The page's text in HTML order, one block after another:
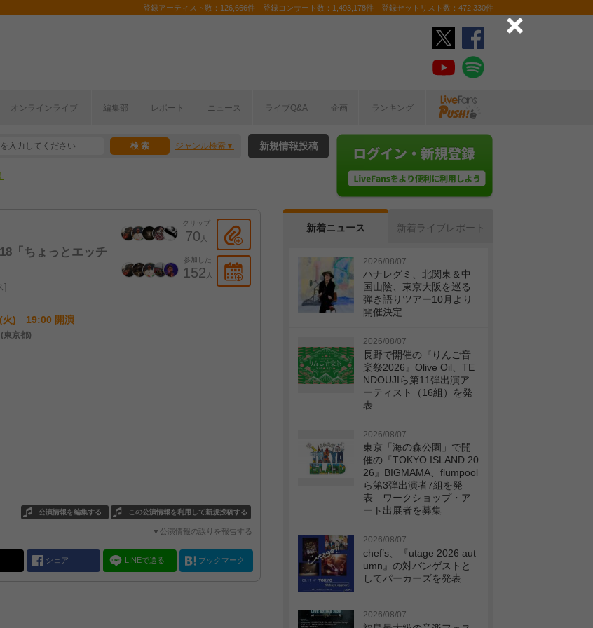
登録アーティスト数：126,666件 登録コンサート数：1,493,178件 登録セットリスト数：472,330件
オンラインライブ 編集部 レポート ニュース ライブQ&A 企画 ランキング
ジャンル検索
表！ 新規情報投稿
「ちょっとエッチ
クリップ
70 人
参加した
152 人
火) 19:00 開演
東京都)
この公演情報を利用して新規投稿する
公演情報を編集する
▼公演情報の誤りを報告する
シェア LINEで送る ブックマーク
新着ニュース 新着ライブレポート
2026/08/07
ハナレグミ、北関東＆中
国山陰、東京大阪を巡る
弾き語りツアー10月より
開催決定
2026/08/07
長野で開催の『りんご音
楽祭2026』Olive Oil、TE
NDOUJIら第11弾出演ア
ーティスト（16組）を発
表
2026/08/07
東京「海の森公園」で開
催の『TOKYO ISLAND 20
26』BIGMAMA、flumpool
ら第3弾出演者7組を発
表 ワークショップ・ア
ート出展者を募集
2026/08/07
chef’s、『utage 2026 aut
umn』の対バンゲストと
してパーカーズを発表
2026/08/07